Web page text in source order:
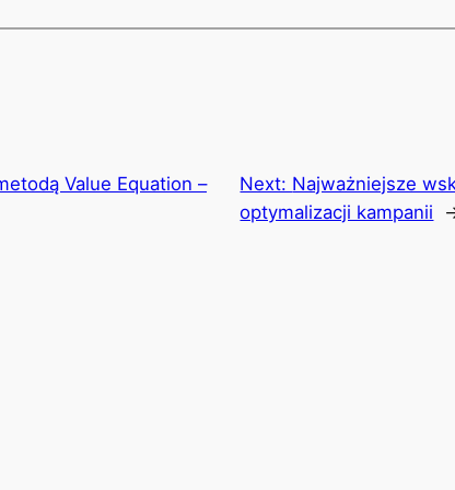
Value Equation –
Next: Najważniejsze
optymalizacji kampanii